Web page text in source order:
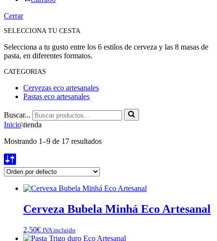
Cerrar
SELECCIONA TU CESTA
Selecciona a tu gusto entre los 6 estilos de cerveza y las 8 masas de
pasta, en diferentes formatos.
CATEGORIAS
Cervezas eco artesanales
Pastas eco artesanales
Buscar...
Inicio\tienda
Mostrando 1–9 de 17 resultados
Cerveza Bubela Minhá Eco Artesanal
2,50€ IVA incluido